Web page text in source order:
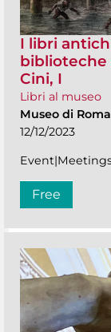
I libri
biblioteche
Cini, I
Libri al museo
Museo di Roma
12/12/2023
Free